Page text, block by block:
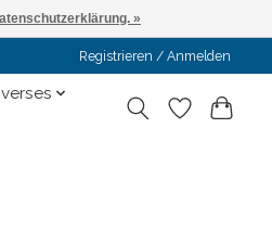
Registrieren / Anmelden
»